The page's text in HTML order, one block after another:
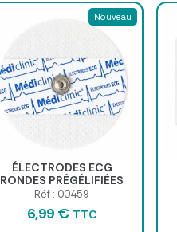
Nouveau
ÉLECTRODES ECG
RONDES PRÉGÉLIFIÉES
NON-TISSÉ 50 x 55mm -
Réf : 00459
6,99 € TTC